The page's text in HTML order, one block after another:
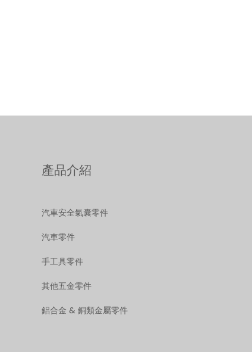
產品介紹
汽車安全氣囊零件
汽車零件
手工具零件
其他五金零件
鋁合金 & 銅類金屬零件